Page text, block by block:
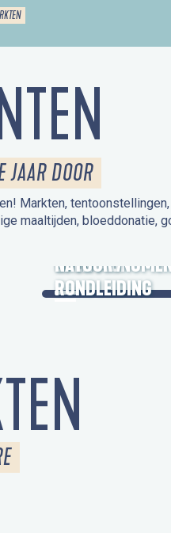
JAAR DOOR
Markten,
maaltijden, bloeddonatie,
OPEN
NATUUR /
RONDLEIDING